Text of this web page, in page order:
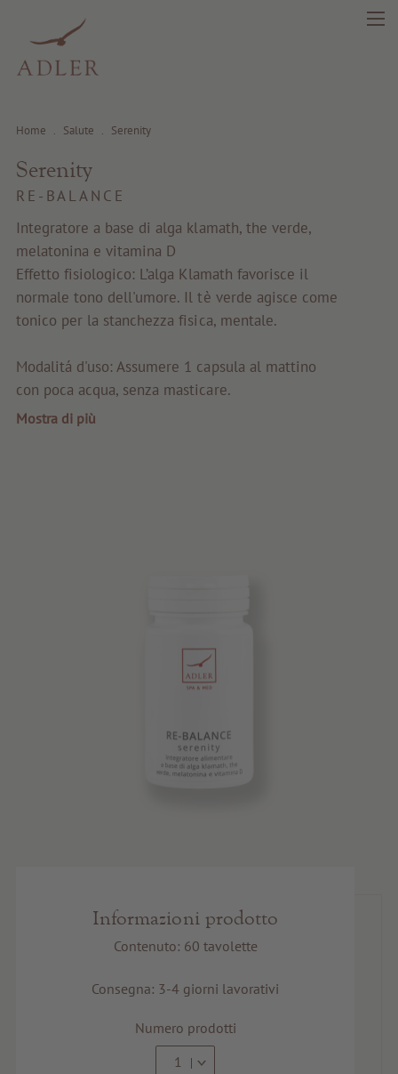
Bellezza
Salute
Prima qualità
Home . Salute . Serenity
Serenity
RE-BALANCE
Integratore a base di alga klamath, the verde,
melatonina e vitamina D
Effetto fisiologico: L’alga Klamath favorisce il
normale tono dell'umore. Il tè verde agisce come
tonico per la stanchezza fisica, mentale.
Modalitá d'uso: Assumere 1 capsula al mattino
con poca acqua, senza masticare.
Mostra di più
Informazioni prodotto
Contenuto: 60 tavolette
Consegna: 3-4 giorni lavorativi
Numero prodotti
1